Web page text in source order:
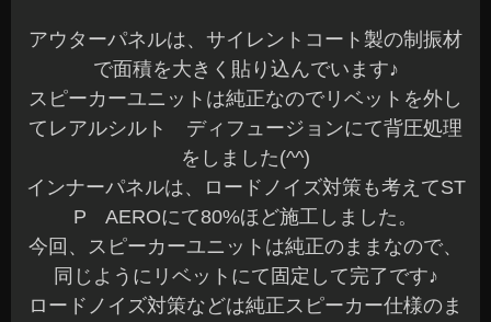
アウターパネルは、サイレントコート製の制振材
で面積を大きく貼り込んでいます♪
スピーカーユニットは純正なのでリベットを外し
てレアルシルト ディフュージョンにて背圧処理
をしました(^^)
インナーパネルは、ロードノイズ対策も考えてST
P AEROにて80%ほど施工しました。
今回、スピーカーユニットは純正のままなので、
同じようにリベットにて固定して完了です♪
ロードノイズ対策などは純正スピーカー仕様のま